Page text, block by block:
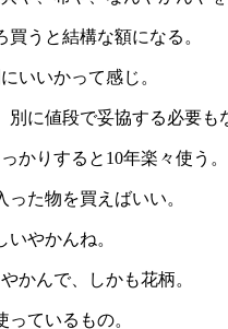
うと結構な額になる。
いいかって感じ。
に値段で妥協する必要も
かりすると10年楽々使う。
た物を買えばいい。
やかんね。
かんで、しかも花柄。
ているもの。